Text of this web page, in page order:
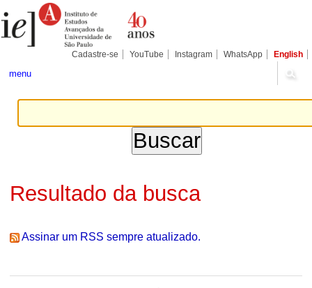
para
conteúdo.
Pessoais
Cadastre-se YouTube Instagram WhatsApp English
menu
Resultado da busca
Assinar um RSS sempre atualizado.